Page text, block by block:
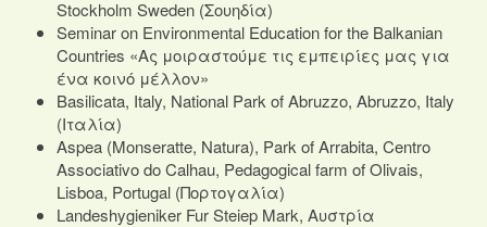
Stockholm Sweden (Σουηδία)
Seminar on Environmental Education for the Balkanian
Countries «Ας μοιραστούμε τις εμπειρίες μας για
ένα κοινό μέλλον»
Basilicata, Italy, National Park of Abruzzo, Abruzzo, Italy
(Ιταλία)
Aspea (Monseratte, Natura), Park of Arrabita, Centro
Associativo do Calhau, Pedagogical farm of Olivais,
Lisboa, Portugal (Πορτογαλία)
Landeshygieniker Fur Steiep Mark, Αυστρία